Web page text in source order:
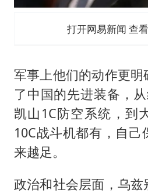
打开网易新闻 查
军事上他们的动作更
了中国的先进装备，从
凯山1C防空系统，到
10C战斗机都有，自己
来越足。
政治和社会层面，乌兹